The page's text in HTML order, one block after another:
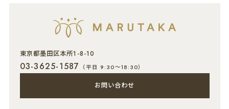
東京都墨田区本所1-8-10
03-3625-1587 （平日 9:30～18:30）
お問い合わせ